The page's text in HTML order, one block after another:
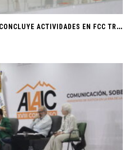
C
ONGRESO DE ALAIC CONCLUYE ACTIVIDADES EN FCC TRAS UNA SEMANA LLENA DE CONOCIMIENTO Y REFLEXIÓN